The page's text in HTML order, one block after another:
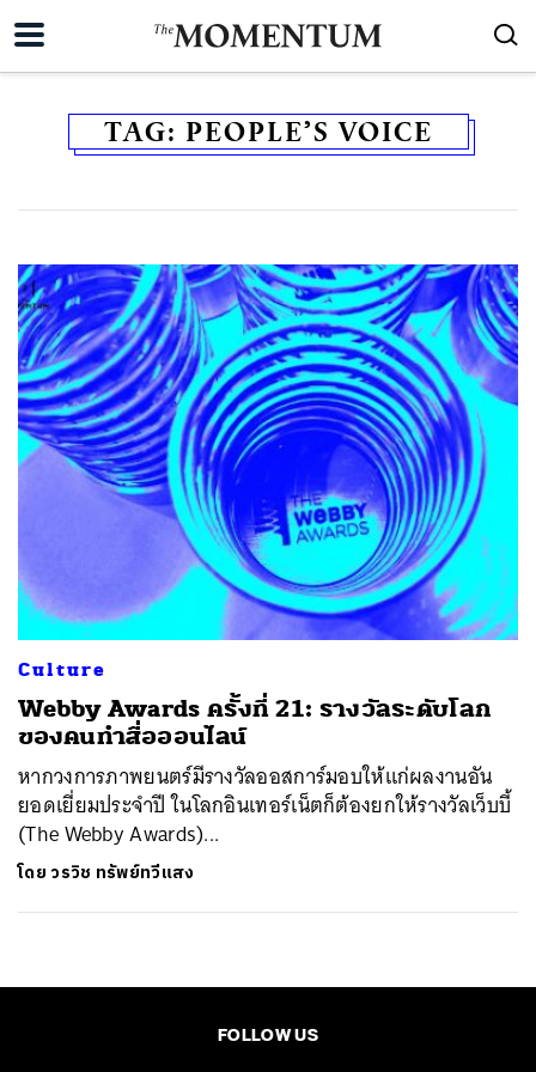
TAG: PEOPLE’S VOICE
Culture
Webby Awards ครั้งที่ 21: รางวัลระดับโลก
ของคนทำสื่อออนไลน์
หากวงการภาพยนตร์มีรางวัลออสการ์มอบให้แก่ผลงานอัน
ยอดเยี่ยมประจำปี ในโลกอินเทอร์เน็ตก็ต้องยกให้รางวัลเว็บบี้
(The Webby Awards)...
โดยวรวิช ทรัพย์ทวีแสง
FOLLOW US
SHARE TWEET LINE EMAIL